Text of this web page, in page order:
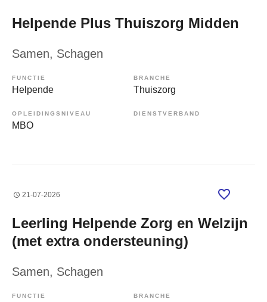
Helpende Plus Thuiszorg Midden
Samen, Schagen
FUNCTIE
Helpende
BRANCHE
Thuiszorg
OPLEIDINGSNIVEAU
MBO
DIENSTVERBAND
21-07-2026
Leerling Helpende Zorg en Welzijn
(met extra ondersteuning)
Samen, Schagen
FUNCTIE BRANCHE